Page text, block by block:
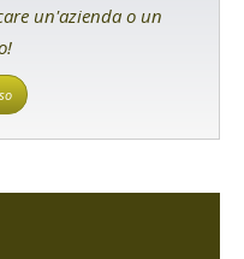
un'azienda o un